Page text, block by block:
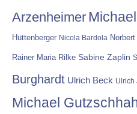
Arzenheimer
Hüttenberger Nicola Bardola
Rainer Maria Rilke Sabine Zaplin
Burghardt Ulrich Beck Ulrich
Michael